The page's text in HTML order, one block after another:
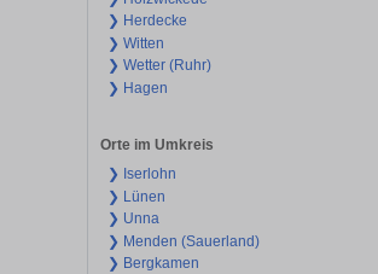
❯ Herdecke
❯ Witten
❯ Wetter (Ruhr)
❯ Hagen
Orte im Umkreis
❯ Iserlohn
❯ Lünen
❯ Unna
❯ Menden (Sauerland)
❯ Bergkamen